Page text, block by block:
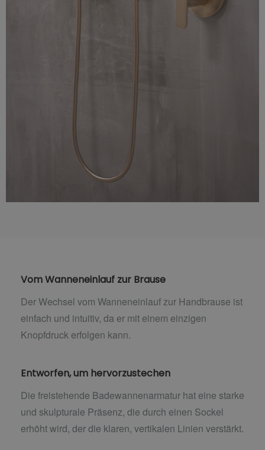
Vom Wanneneinlauf zur Brause
Der Wechsel vom Wanneneinlauf zur Handbrause ist
einfach und intuitiv, da er mit einem einzigen
Knopfdruck erfolgen kann.
Entworfen, um hervorzustechen
Die freistehende Badewannenarmatur hat eine starke
und skulpturale Präsenz, die durch einen Sockel
erhöht wird, der die klaren, vertikalen Linien verstärkt.